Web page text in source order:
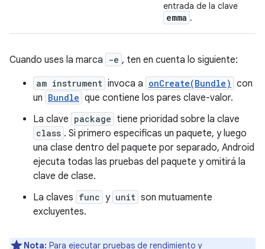
entrada de la clave
emma .
Cuando uses la marca -e , ten en cuenta lo siguiente:
am instrument invoca a onCreate(Bundle) con
un Bundle que contiene los pares clave-valor.
La clave package tiene prioridad sobre la clave
class . Si primero especificas un paquete, y luego
una clase dentro del paquete por separado, Android
ejecuta todas las pruebas del paquete y omitirá la
clave de clase.
La claves func y unit son mutuamente
excluyentes.
Nota: Para ejecutar pruebas de rendimiento y